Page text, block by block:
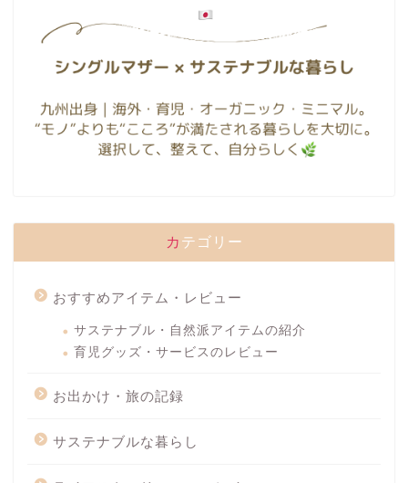
カテゴリー
おすすめアイテム・レビュー
サステナブル・自然派アイテムの紹介
育児グッズ・サービスのレビュー
お出かけ・旅の記録
サステナブルな暮らし